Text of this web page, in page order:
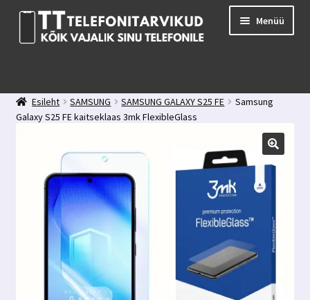
Liigu
navigeerimisele
Liigu
juurde
Menüü
Minu konto
Tagasiside
Esileht SAMSUNG SAMSUNG GALAXY S25 FE
Samsung
Galaxy S25 FE kaitseklaas 3mk FlexibleGlass